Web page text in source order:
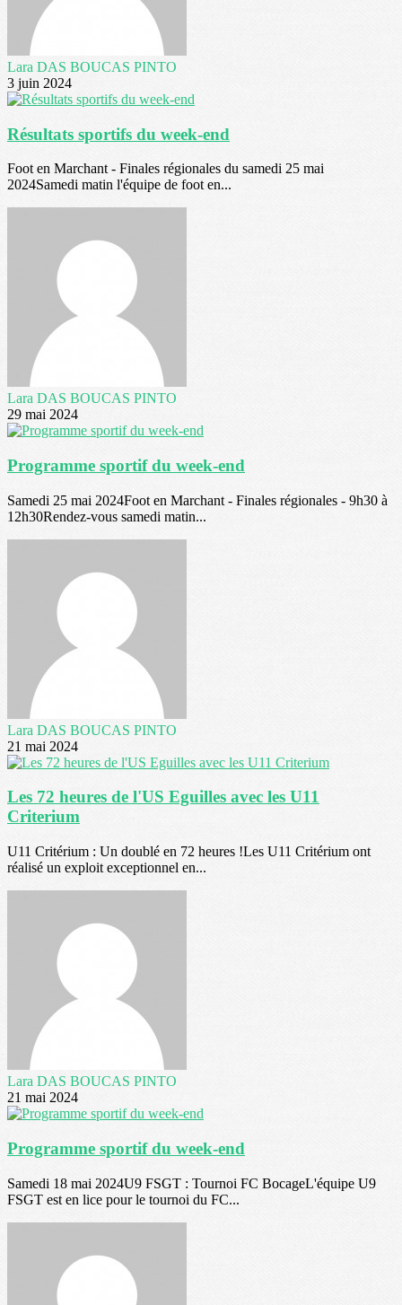
Lara DAS BOUCAS PINTO
3 juin 2024
Résultats sportifs du week-end
Foot en Marchant - Finales régionales du samedi 25 mai
2024Samedi matin l'équipe de foot en...
Lara DAS BOUCAS PINTO
29 mai 2024
Programme sportif du week-end
Samedi 25 mai 2024Foot en Marchant - Finales régionales - 9h30 à
12h30Rendez-vous samedi matin...
Lara DAS BOUCAS PINTO
21 mai 2024
Les 72 heures de l'US Eguilles avec les U11
Criterium
U11 Critérium : Un doublé en 72 heures !Les U11 Critérium ont
réalisé un exploit exceptionnel en...
Lara DAS BOUCAS PINTO
21 mai 2024
Programme sportif du week-end
Samedi 18 mai 2024U9 FSGT : Tournoi FC BocageL'équipe U9
FSGT est en lice pour le tournoi du FC...